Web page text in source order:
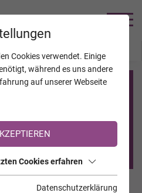
TrauerHilfe.it
TrauerHilfe.it registriert?
Registrierung <<
Cookies verwendet. Einige
während es uns andere
auf unserer Webseite
Cookies erfahren
Datenschutzerklärung
VERSTORBENE